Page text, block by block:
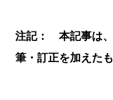
注記： 本記事は、
筆・訂正を加えたも